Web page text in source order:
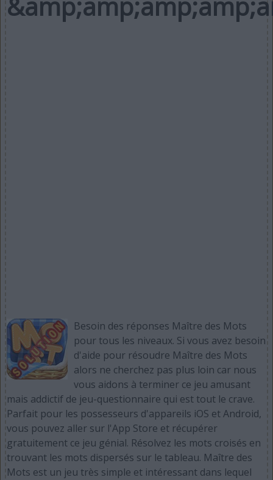
Besoin des réponses Maître des Mots
pour tous les niveaux. Si vous avez besoin
d'aide pour résoudre Maître des Mots
alors ne cherchez pas plus loin car nous
vous aidons à terminer ce jeu amusant
mais addictif de jeu-questionnaire qui est tout le crave.
Parfait pour les possesseurs d'appareils iOS et Android,
vous pouvez aller sur l'App Store et récupérer
gratuitement ce jeu génial. Résolvez les mots croisés en
trouvant les mots dispersés sur le tableau. Maître des
Mots est un jeu très simple et intéressant dans lequel